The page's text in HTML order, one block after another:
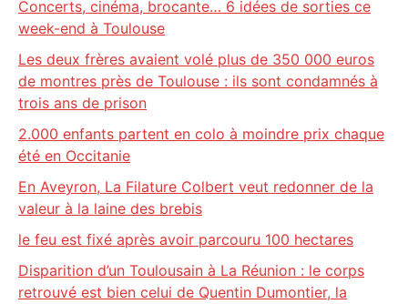
Concerts, cinéma, brocante… 6 idées de sorties ce
week-end à Toulouse
Les deux frères avaient volé plus de 350 000 euros
de montres près de Toulouse : ils sont condamnés à
trois ans de prison
2.000 enfants partent en colo à moindre prix chaque
été en Occitanie
En Aveyron, La Filature Colbert veut redonner de la
valeur à la laine des brebis
le feu est fixé après avoir parcouru 100 hectares
Disparition d’un Toulousain à La Réunion : le corps
retrouvé est bien celui de Quentin Dumontier, la